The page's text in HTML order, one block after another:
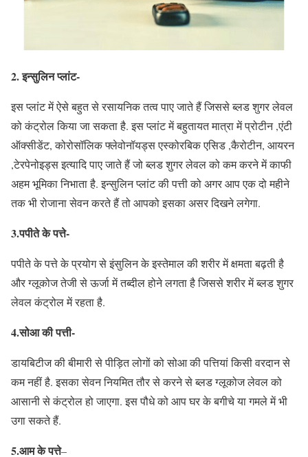
2. इन्सुलिन प्लांट-
इस प्लांट में ऐसे बहुत से रसायनिक तत्व पाए जाते हैं जिससे ब्लड शुगर लेवल
को कंट्रोल किया जा सकता है. इस प्लांट में बहुतायत मात्रा में प्रोटीन ,एंटी
ऑक्सीडेंट, कोरोसॉलिक फ्लेवोनॉयड्स एस्कोरबिक एसिड ,कैरोटीन, आयरन
,टेरपेनोइड्स इत्यादि पाए जाते हैं जो ब्लड शुगर लेवल को कम करने में काफी
अहम भूमिका निभाता है. इन्सुलिन प्लांट की पत्ती को अगर आप एक दो महीने
तक भी रोजाना सेवन करते हैं तो आपको इसका असर दिखने लगेगा.
3.पपीते के पत्ते-
पपीते के पत्ते के प्रयोग से इंसुलिन के इस्तेमाल की शरीर में क्षमता बढ़ती है
और ग्लूकोज तेजी से ऊर्जा में तब्दील होने लगता है जिससे शरीर में ब्लड शुगर
लेवल कंट्रोल में रहता है.
4.सोआ की पत्ती-
डायबिटीज की बीमारी से पीड़ित लोगों को सोआ की पत्तियां किसी वरदान से
कम नहीं है. इसका सेवन नियमित तौर से करने से ब्लड ग्लूकोज लेवल को
आसानी से कंट्रोल हो जाएगा. इस पौधे को आप घर के बगीचे या गमले में भी
उगा सकते हैं.
5.आम के पत्ते–